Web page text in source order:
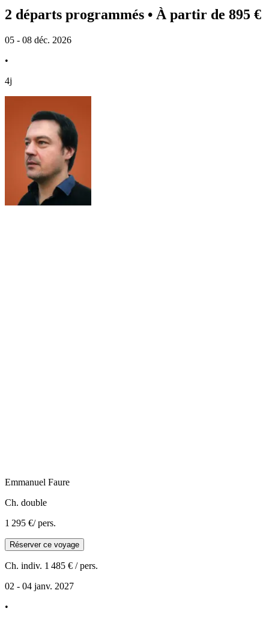
2 départs programmés • À partir de 895 €
05 - 08 déc. 2026
•
4j
Emmanuel Faure
Ch. double
1 295 €/ pers.
Réserver ce voyage
Ch. indiv. 1 485 € / pers.
02 - 04 janv. 2027
•